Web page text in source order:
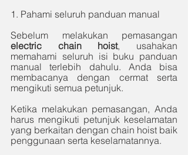
1. Pahami seluruh panduan manual
electric chain hoist, usahakan
memahami seluruh isi buku panduan
manual terlebih dahulu. Anda bisa
membacanya dengan cermat serta
mengikuti semua petunjuk.
Ketika melakukan pemasangan, Anda
harus mengikuti petunjuk keselamatan
yang berkaitan dengan chain hoist baik
penggunaan serta keselamatannya.